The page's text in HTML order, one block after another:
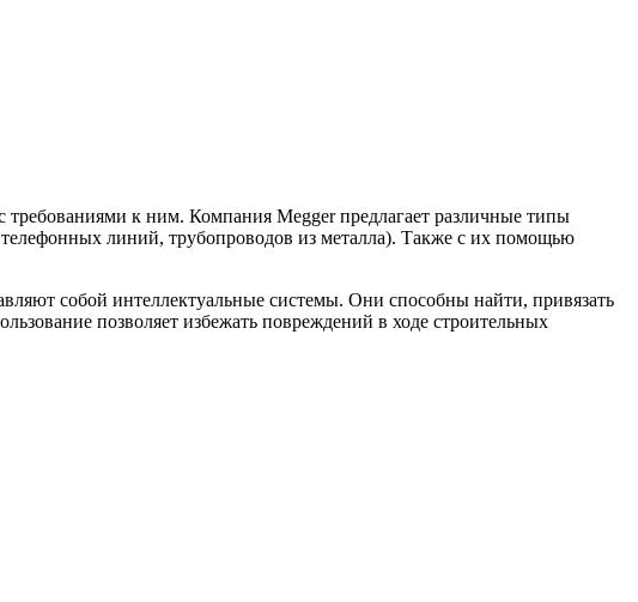
требованиями к ним. Компания Megger предлагает различные типы
линий, трубопроводов из металла). Также с их помощью
собой интеллектуальные системы. Они способны найти, привязать
позволяет избежать повреждений в ходе строительных